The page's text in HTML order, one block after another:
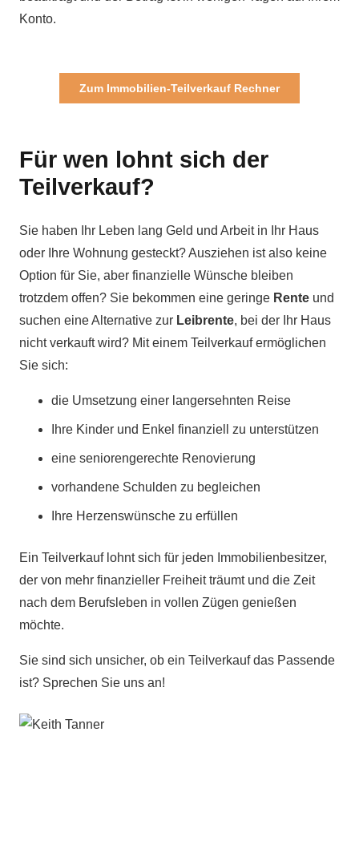
Konto.
Zum Immobilien-Teilverkauf Rechner
Für wen lohnt sich der
Teilverkauf?
Sie haben Ihr Leben lang Geld und Arbeit in Ihr Haus
oder Ihre Wohnung gesteckt? Ausziehen ist also keine
Option für Sie, aber finanzielle Wünsche bleiben
trotzdem offen? Sie bekommen eine geringe Rente und
suchen eine Alternative zur Leibrente, bei der Ihr Haus
nicht verkauft wird? Mit einem Teilverkauf ermöglichen
Sie sich:
die Umsetzung einer langersehnten Reise
Ihre Kinder und Enkel finanziell zu unterstützen
eine seniorengerechte Renovierung
vorhandene Schulden zu begleichen
Ihre Herzenswünsche zu erfüllen
Ein Teilverkauf lohnt sich für jeden Immobilienbesitzer,
der von mehr finanzieller Freiheit träumt und die Zeit
nach dem Berufsleben in vollen Zügen genießen
möchte.
Sie sind sich unsicher, ob ein Teilverkauf das Passende
ist? Sprechen Sie uns an!